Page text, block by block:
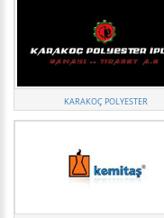
KARAKOÇ POLYESTER